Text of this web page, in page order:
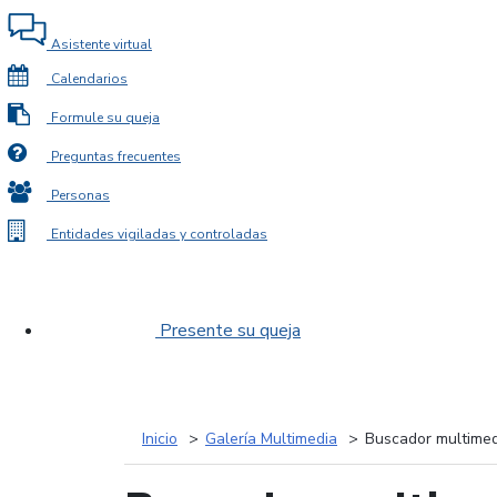
Asistente virtual
Calendarios
Formule su queja
Preguntas frecuentes
Personas
Entidades vigiladas y controladas
Presente su queja
Inicio Galería Multimedia Buscador